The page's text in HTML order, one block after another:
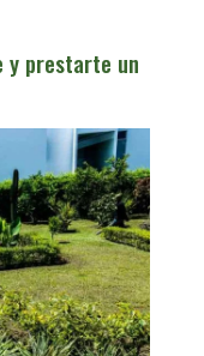
y prestarte un